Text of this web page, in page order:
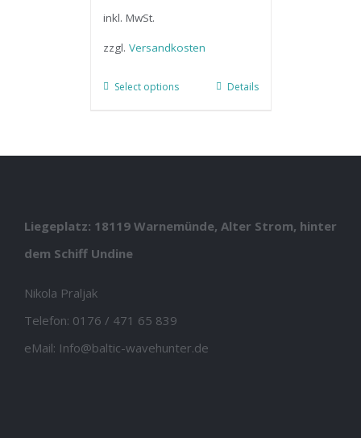
inkl. MwSt.
zzgl. Versandkosten
Select options Details
Liegeplatz: 18119 Warnemünde, Alter Strom, hinter
dem Schiff Undine
Nikola Praljak
Telefon: 0176 / 471 65 839
eMail: Info@baltic-wavehunter.de